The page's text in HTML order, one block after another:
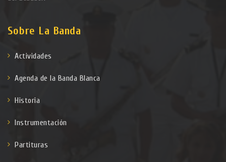
Sobre La Banda
Actividades
Agenda de la Banda Blanca
Historia
Instrumentación
Partituras